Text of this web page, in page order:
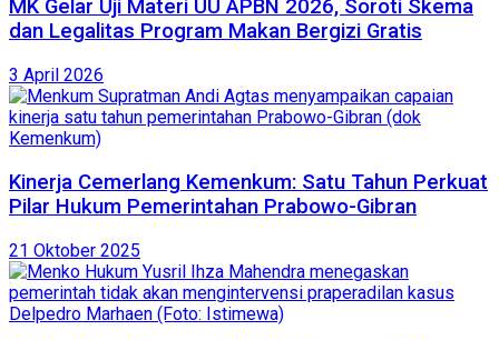
MK Gelar Uji Materi UU APBN 2026, Soroti Skema
dan Legalitas Program Makan Bergizi Gratis
3 April 2026
Kinerja Cemerlang Kemenkum: Satu Tahun Perkuat
Pilar Hukum Pemerintahan Prabowo-Gibran
21 Oktober 2025